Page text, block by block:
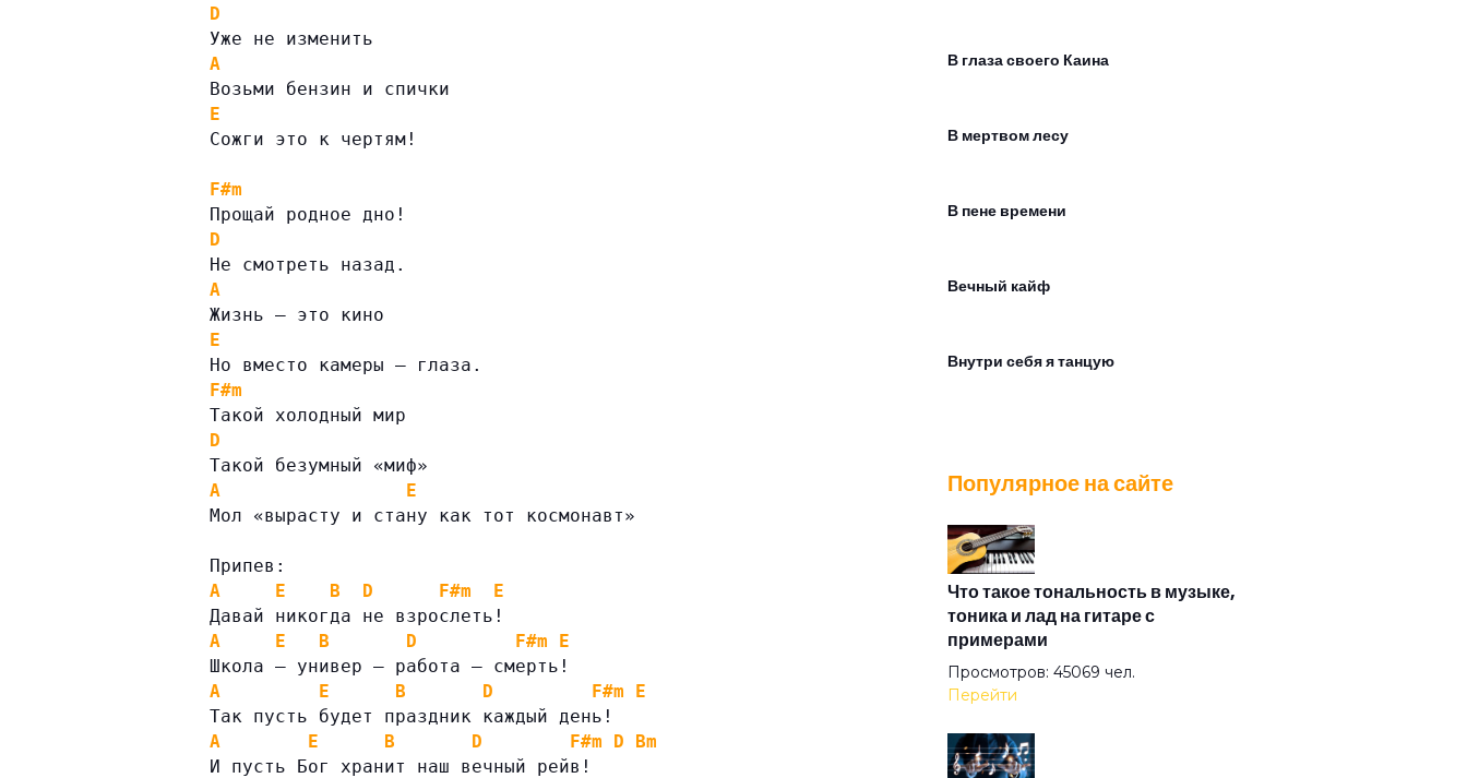
D
Уже не изменить
A
Возьми бензин и спички
E
Сожги это к чертям!
F#m
Прощай родное дно!
D
Не смотреть назад.
A
Жизнь – это кино
E
Но вместо камеры – глаза.
F#m
Такой холодный мир
D
Такой безумный «миф»
A
E
Мол «вырасту и стану как тот космонавт»
Припев:
A
E B D F#m
E
Давай никогда не взрослеть!
A
E B D F#m
E
Школа – универ – работа – смерть!
A
E B D F#m
E
Так пусть будет праздник каждый день!
A
E B D F#m D
Bm
И пусть Бог хранит наш вечный рейв!
В глаза своего Каина
В мертвом лесу
В пене времени
Вечный кайф
Внутри себя я танцую
Все мечты наши сбудутся этим летом
Все остальное только дым
Все уже в нас
Популярное на сайте
Что такое тональность в музыке,
тоника и лад на гитаре с
примерами
Просмотров: 45069 чел.
Перейти